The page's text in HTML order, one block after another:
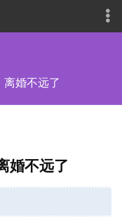
婚不远了
婚不远了